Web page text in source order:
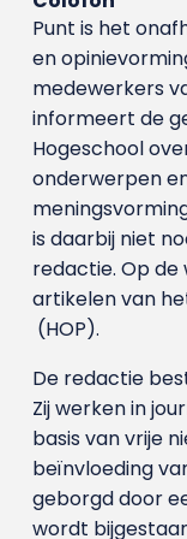
Punt is het
en
medewerkers
informeert de
Hogeschool
onderwerpen
is daarbij niet
redactie. Op de
artikelen van
(HOP).
De redactie
Zij werken in
basis van vrije
beïnvloeding
geborgd door
wordt